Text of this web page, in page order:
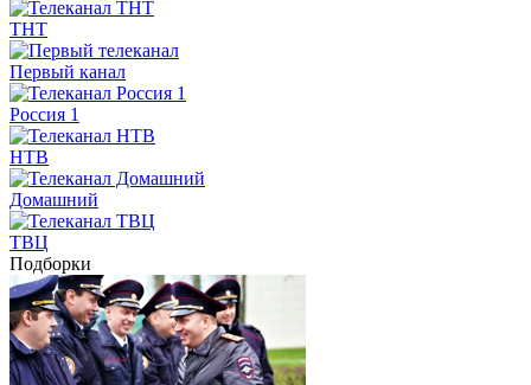
ТНТ
Первый канал
Россия 1
НТВ
Домашний
ТВЦ
Подборки